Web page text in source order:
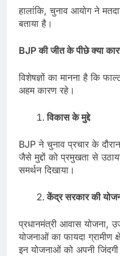
हालांकि, चुनाव आयोग ने
बताया है।
BJPकी जीत के पीछे क्या
विशेषज्ञों का मानना है कि
अहम कारण रहे।
विकास के मुद्दे
BJP ने चुनाव प्रचार के
जैसे मुद्दों को प्रमुखता से
समर्थन दिखाया।
केंद्र सरकार की
प्रधानमंत्री आवास योजना,
योजनाओं का फायदा ग्रामीण
इन योजनाओं को अपनी